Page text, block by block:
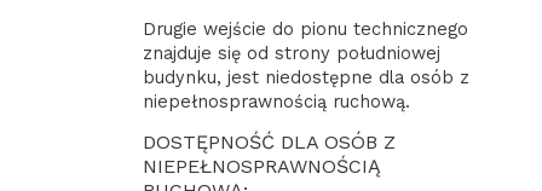
Drugie wejście do pionu technicznego
znajduje się od strony południowej
budynku, jest niedostępne dla osób z
niepełnosprawnością ruchową.
DOSTĘPNOŚĆ DLA OSÓB Z
NIEPEŁNOSPRAWNOŚCIĄ